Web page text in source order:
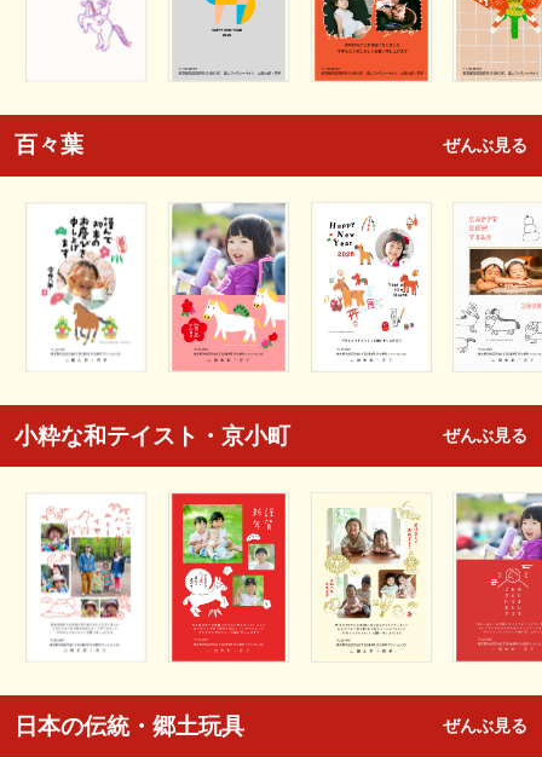
百々葉 ぜんぶ見る
小粋な和テイスト・京小町 ぜんぶ見る
日本の伝統・郷土玩具 ぜんぶ見る